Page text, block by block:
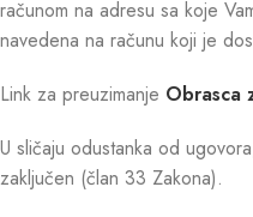
računom na adresu sa koje
navedena na računu koji je
Link za preuzimanje Obrasca
U sličaju odustanka od
zaključen (član 33 Zakona).